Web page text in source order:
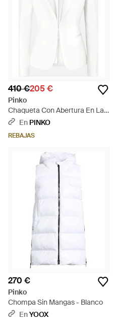
410 €205 €
Pinko
Chaqueta Con Abertura En La
Parte Trasera - Blanco
En PINKO
REBAJAS
270 €
Pinko
Chompa Sin Mangas - Blanco
EnYOOX